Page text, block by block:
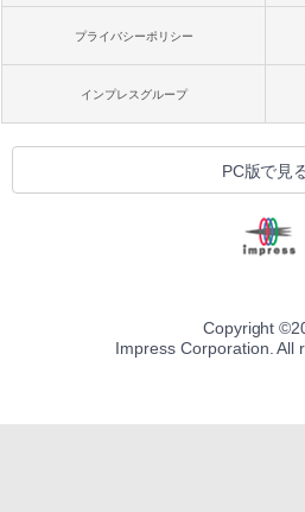
プライバシーポリシー
インプレスグループ
PC版で見
Copyright ©
Impress Corporation. All